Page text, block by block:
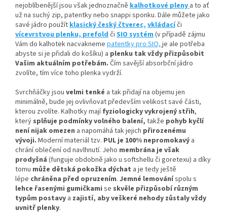
nejoblíbenější jsou však jednoznačně kalhotkové pleny a to ať
už na suchý zip, patentky nebo snappi sponku. Dále můžete jako
savé jádro použítklasický český čtverec, vkládacíči
vícevrstvou plenku,prefoldči SIO systém(v případě zájmu
Vám do kalhotek nacvakneme patentky pro SIO,je ale potřeba
abyste si je přidali do košíku) a plenku tak vždy přizpůsobit
Vašim aktuálním potřebám. Čím savější absorbční jádro
zvolíte, tím více toho plenka vydrží.
Svrchňáčky jsou velmi tenké a tak přidají na objemu jen
minimálně, bude jej ovlivňovat především velikost savé části,
kterou zvolíte. Kalhotky majífyziologicky vykrojený střih,
který splňuje podmínky volného balení, takže pohyb kyčlí
není nijak omezen a napomáhá tak jejich přirozenému
vývoji. Moderní materiál tzv. PUL je 100% nepromokavý a
chrání oblečení od navlhnutí. Jeho membrána je však
prodyšná (funguje obdobně jako u softshellu či goretexu) a díky
tomu může dětská pokožka dýchat a je tedy ještě
lépe chráněna před opruzením. Jemné lemováníspolu s
lehce řasenými gumičkami se skvěle přizpůsobí různým
typům postavy a zajistí, aby veškeré nehody zůstaly vždy
uvnitř plenky.